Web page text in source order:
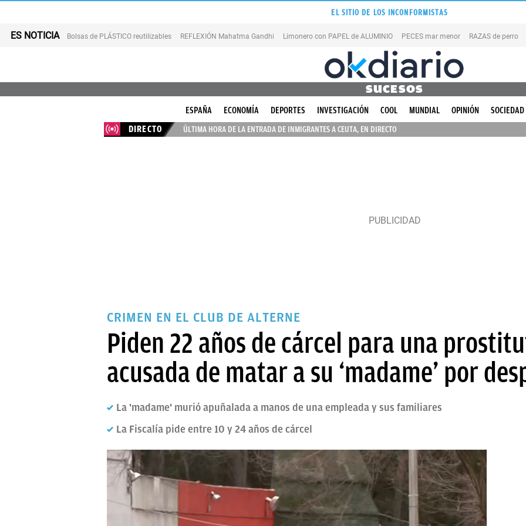
EL SITIO DE LOS INCONFORMISTAS
ES NOTICIA Bolsas de PLÁSTICO reutilizables REFLEXIÓN Mahatma Gandhi Limonero con PAPEL de ALUMINIO PECES mar menor RAZAS de perro
SUCESOS
ESPAÑA ECONOMÍA DEPORTES INVESTIGACIÓN COOL MUNDIAL OPINIÓN SOCIEDAD
DIRECTO
ÚLTIMA HORA DE LA ENTRADA DE INMIGRANTES A CEUTA, EN DIRECTO
CRIMEN EN EL CLUB DE ALTERNE
Piden 22 años de cárcel para una
acusada de matar a su ‘madame’ por
La 'madame' murió apuñalada a manos de una empleada y sus familiares
La Fiscalía pide entre 10 y 24 años de cárcel